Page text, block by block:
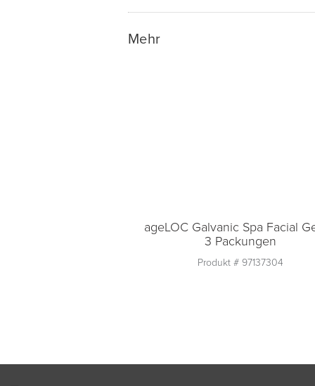
In den Warenkorb
Mehr
ageLOC Galvanic Spa Facial
3 Packungen
Produkt # 97137304